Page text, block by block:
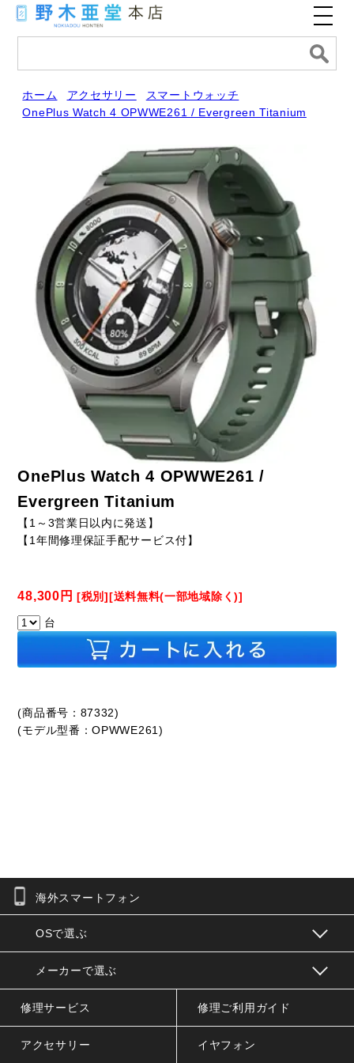
ホーム アクセサリー
スマートウォッチ
OnePlus Watch 4 OPWWE261 / Evergreen Titanium
OnePlus Watch 4 OPWWE261 /
Evergreen Titanium
【1～3営業日以内に発送】
【1年間修理保証手配サービス付】
48,300円 [税別][送料無料(一部地域除く)]
台
(商品番号：87332)
(モデル型番：OPWWE261)
お問合せフォーム
海外スマートフォン
OSで選ぶ
メーカーで選ぶ
修理サービス 修理ご利用ガイド
アクセサリー イヤフォン